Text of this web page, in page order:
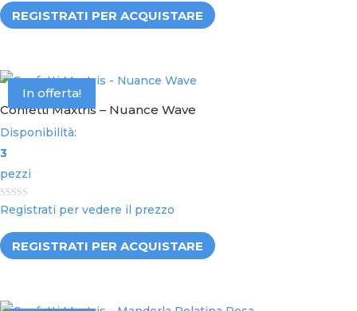
o
f
REGISTRATI PER ACQUISTARE
In offerta!
Confetti Maxtris – Nuance Wave
Disponibilità:
3
pezzi
0
o
t
o
f
Registrati per vedere il prezzo
REGISTRATI PER ACQUISTARE